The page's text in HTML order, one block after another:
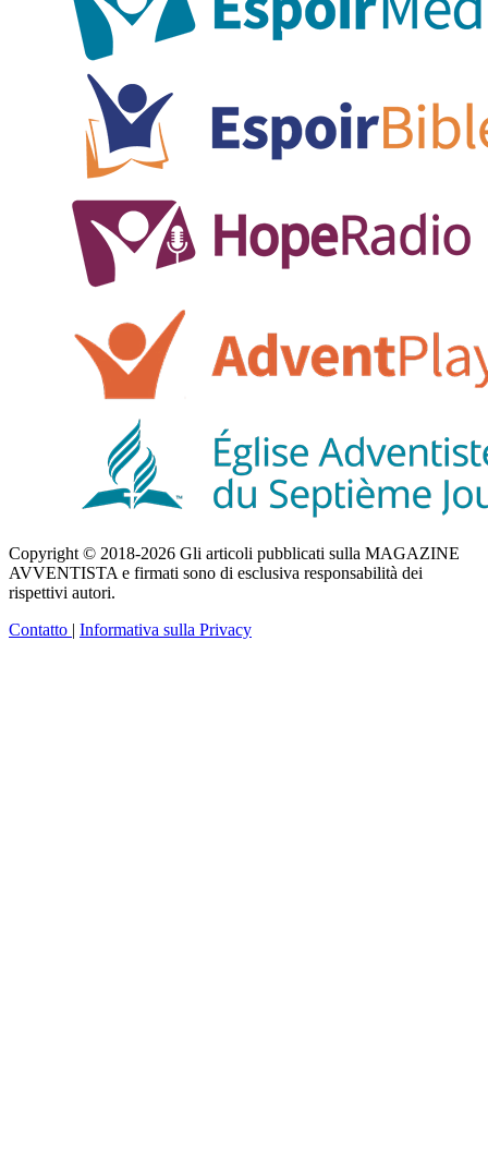
Copyright © 2018-2026 Gli articoli pubblicati sulla MAGAZINE
AVVENTISTA e firmati sono di esclusiva responsabilità dei
rispettivi autori.
Contatto | Informativa sulla Privacy